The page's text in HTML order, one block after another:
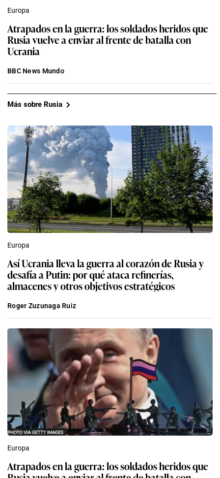
Europa
Atrapados en la guerra: los soldados heridos que
Rusia vuelve a enviar al frente de batalla con
Ucrania
BBC News Mundo
Más sobre Rusia
Europa
Así Ucrania lleva la guerra al corazón de Rusia y
desafía a Putin: por qué ataca refinerías,
almacenes y otros objetivos estratégicos
Roger Zuzunaga Ruiz
Europa
Atrapados en la guerra: los soldados heridos que